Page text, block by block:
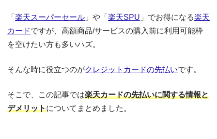
「 楽天スーパーセール 」や「 楽天SPU 」でお得になる楽天
カードですが、高額商品/サービスの購入前に利用可能枠
を空けたい方も多いハズ。
そんな時に役立つのがクレジットカードの先払いです。
そこで、この記事では楽天カードの先払いに関する情報と
デメリットについてまとめました。